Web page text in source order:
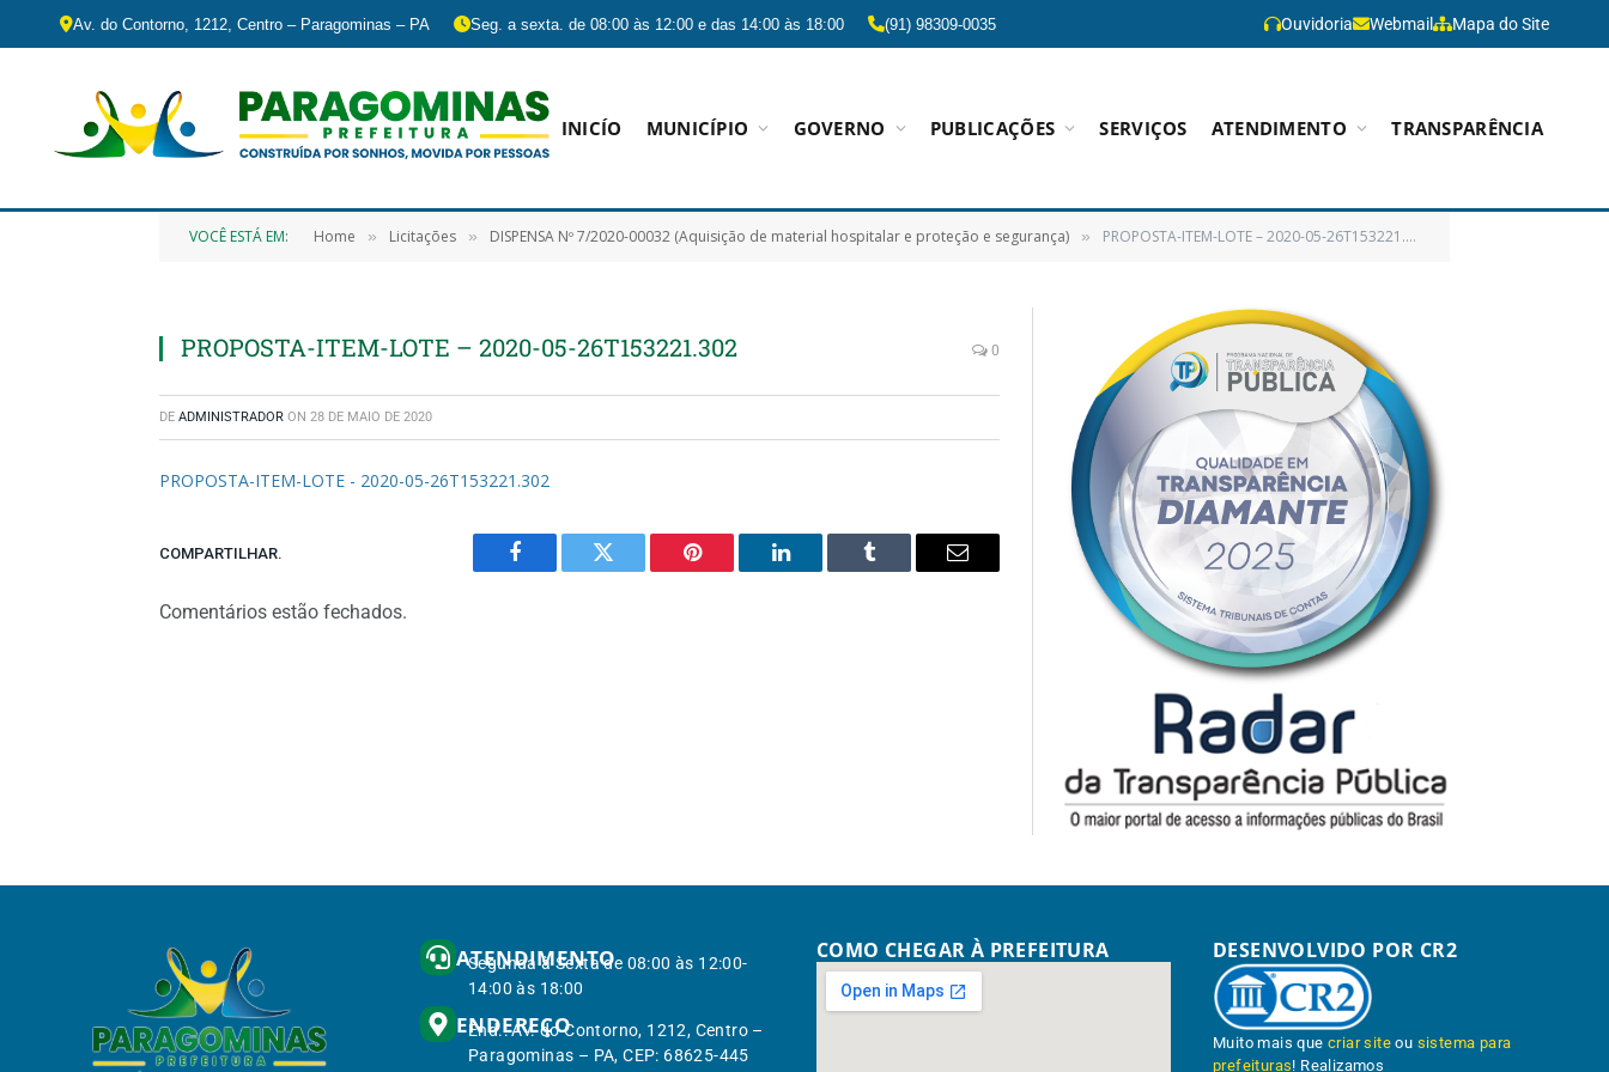
Av. do Contorno, 1212, Centro – Paragominas – PA Seg. a sexta. de 08:00 às 12:00 e das 14:00 às 18:00 (91) 98309-0035 Ouvidoria Webmail Mapa do Site
INICÍO MUNICÍPIO GOVERNO PUBLICAÇÕES SERVIÇOS ATENDIMENTO TRANSPARÊNCIA
VOCÊ ESTÁ EM: Home » Licitações » DISPENSA Nº 7/2020-00032 (Aquisição de material hospitalar e proteção e segurança) » PROPOSTA-ITEM-LOTE – 2020-05-26T153221.302
PROPOSTA-ITEM-LOTE – 2020-05-26T153221.302 0
DE ADMINISTRADOR ON 28 DE MAIO DE 2020
PROPOSTA-ITEM-LOTE - 2020-05-26T153221.302
COMPARTILHAR.
Facebook Twitter Pinterest LinkedIn Tumblr Email
Comentários estão fechados.
ATENDIMENTO
Segunda à Sexta de 08:00 às 12:00-
14:00 às 18:00
ENDEREÇO
End.: Av. do Contorno, 1212, Centro –
Paragominas – PA, CEP: 68625-445
COMO CHEGAR À PREFEITURA DESENVOLVIDO POR CR2
Muito mais quecriar site ou sistema para
prefeituras! Realizamos